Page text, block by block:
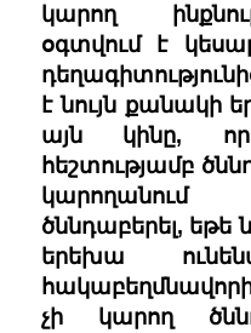
կարող
օգտվում է
է նույն քանակի
այն կինը,
հեշտությամբ
կարողանում
ծննդաբերել, եթե
երեխա
չի կարող